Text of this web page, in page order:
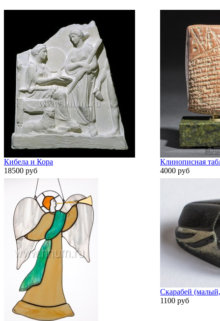
Кибела и Кора
18500 руб
Клинописная
4000 руб
Скарабей
1100 руб